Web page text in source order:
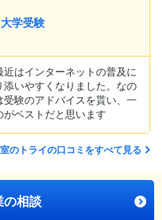
学受験
はインターネットの普及に
いやすくなりました。なの
験のアドバイスを貰い、一
ベストだと思います
のトライの口コミをすべて見る
相談